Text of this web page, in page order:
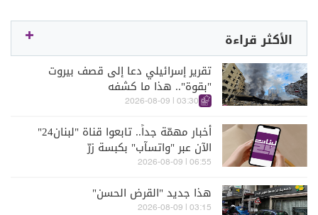
الأكثر قراءة
تقرير إسرائيلي دعا إلى قصف بيروت
"بقوة".. هذا ما كشفه
03:30 | 2026-08-09
أخبار مهمّة جداً.. تابعوا قناة "لبنان24"
الآن عبر "واتسآب" بكبسة زرّ
06:55 | 2026-08-09
هذا جديد "القرض الحسن"
03:15 | 2026-08-09